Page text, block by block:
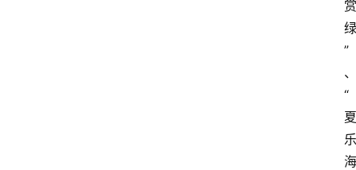
赏
绿
”
、
“
夏
乐
海